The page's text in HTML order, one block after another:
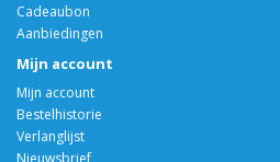
Cadeaubon
Aanbiedingen
Mijn account
Mijn account
Bestelhistorie
Verlanglijst
Nieuwsbrief